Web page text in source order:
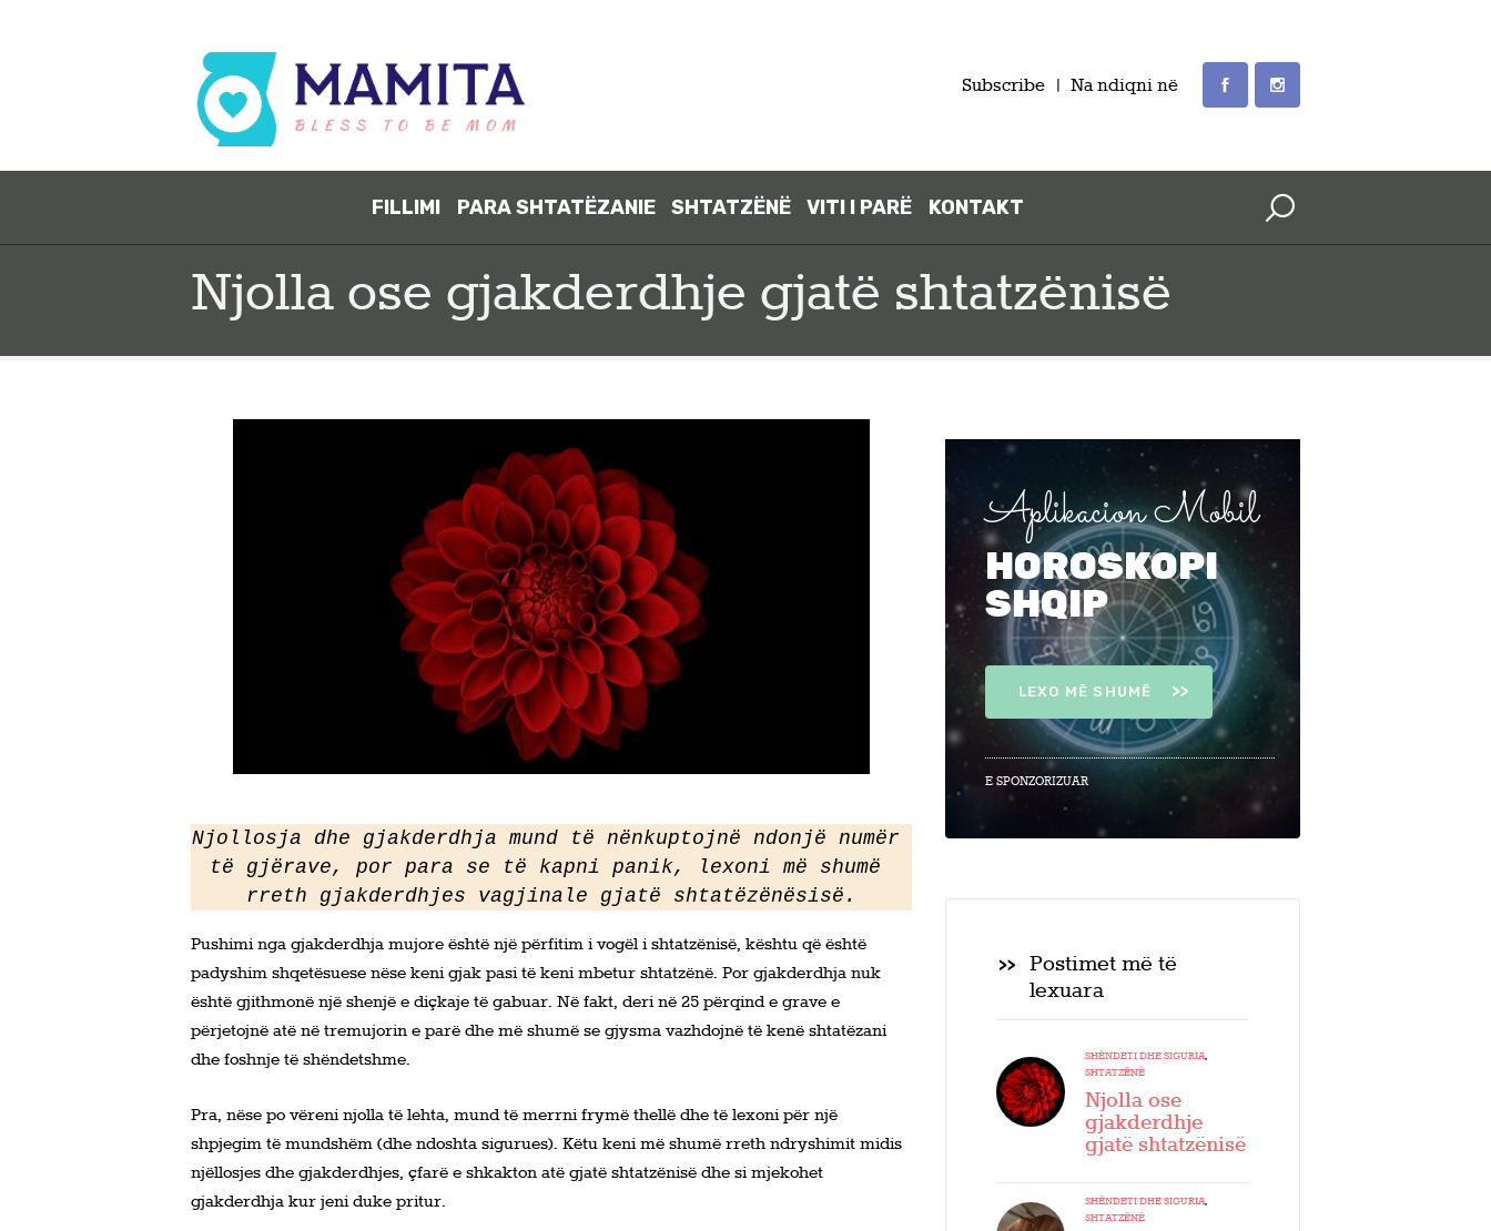
Subscribe Na ndiqni në
FILLIMI PARA SHTATËZANIE SHTATZËNË VITI I PARË KONTAKT
Njolla ose gjakderdhje gjatë shtatzënisë
FILLIMI
PARA
E
SHTATZËNË
VITI I PARË
KONTAKT
Njollosja dhe gjakderdhja mund të nënkuptojnë ndonjë numër
të gjërave, por para se të kapni panik, lexoni më shumë
rreth gjakderdhjes vagjinale gjatë shtatëzënësisë.
Pushimi nga gjakderdhja mujore është një përfitim i vogël i shtatzënisë, kështu që është
padyshim shqetësuese nëse keni gjak pasi të keni mbetur shtatzënë. Por gjakderdhja nuk
është gjithmonë një shenjë e diçkaje të gabuar. Në fakt, deri në 25 përqind e grave e
përjetojnë atë në tremujorin e parë dhe më shumë se gjysma vazhdojnë të kenë shtatëzani
dhe foshnje të shëndetshme.
Pra, nëse po vëreni njolla të lehta, mund të merrni frymë thellë dhe të lexoni për një
shpjegim të mundshëm (dhe ndoshta sigurues). Këtu keni më shumë rreth ndryshimit midis
njëllosjes dhe gjakderdhjes, çfarë e shkakton atë gjatë shtatzënisë dhe si mjekohet
gjakderdhja kur jeni duke pritur.
Aplikacion Mobil
HOROSKOPI
SHQIP
LEXO MË SHUMË
E SPONZORIZUAR
Postimet më të
lexuara
SHËNDETI DHE SIGURIA,
SHTATZËNË
Njolla ose
gjakderdhje
gjatë shtatzënisë
SHËNDETI DHE SIGURIA,
SHTATZËNË